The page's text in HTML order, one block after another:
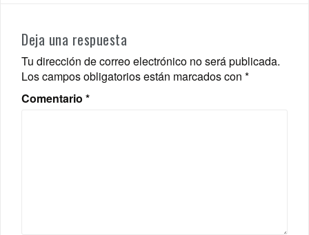
Deja una respuesta
Tu dirección de correo electrónico no será publicada.
Los campos obligatorios están marcados con *
Comentario *